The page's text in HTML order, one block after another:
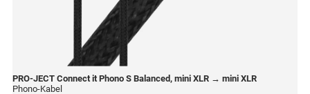
PRO-JECT Connect it Phono S Balanced, mini XLR → mini XLR
Phono-Kabel